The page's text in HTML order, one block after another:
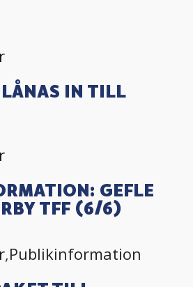
IN TILL
GEFLE
TFF (6/6)
,Publikinformation